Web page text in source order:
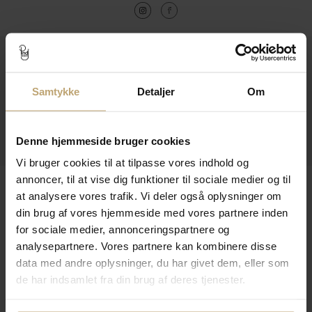
Samtykke Detaljer Om
Denne hjemmeside bruger cookies
Vi bruger cookies til at tilpasse vores indhold og
annoncer, til at vise dig funktioner til sociale medier og til
at analysere vores trafik. Vi deler også oplysninger om
din brug af vores hjemmeside med vores partnere inden
for sociale medier, annonceringspartnere og
analysepartnere. Vores partnere kan kombinere disse
data med andre oplysninger, du har givet dem, eller som
de har indsamlet fra din brug af deres tjenester.
Kontakt
Åbningstider I Butikken
Information
Praktiske Sider
Leveringsmuligheder
Betalingsmuligheder